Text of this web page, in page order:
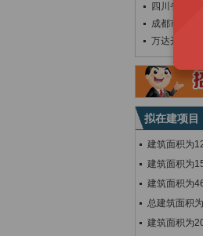
四川省郫县
成都市郫都
万达开科技
拟在建项目
建筑面积为
建筑面积为
建筑面积为
总建筑面积
建筑面积为